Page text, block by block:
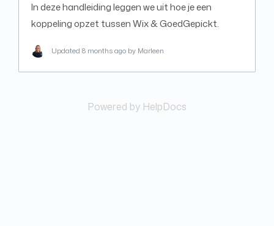
In deze handleiding leggen we uit hoe je een
koppeling opzet tussen Wix & GoedGepickt.
Updated 8 months ago by Marleen
Powered by HelpDocs